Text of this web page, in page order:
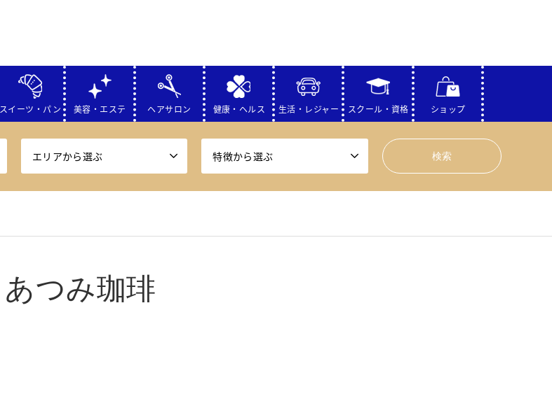
スイーツ・パン 美容・エステ ヘアサロン 健康・ヘルス 生活・レジャー スクール・資格 ショップ
エリアから選ぶ 特徴から選ぶ
あつみ珈琲